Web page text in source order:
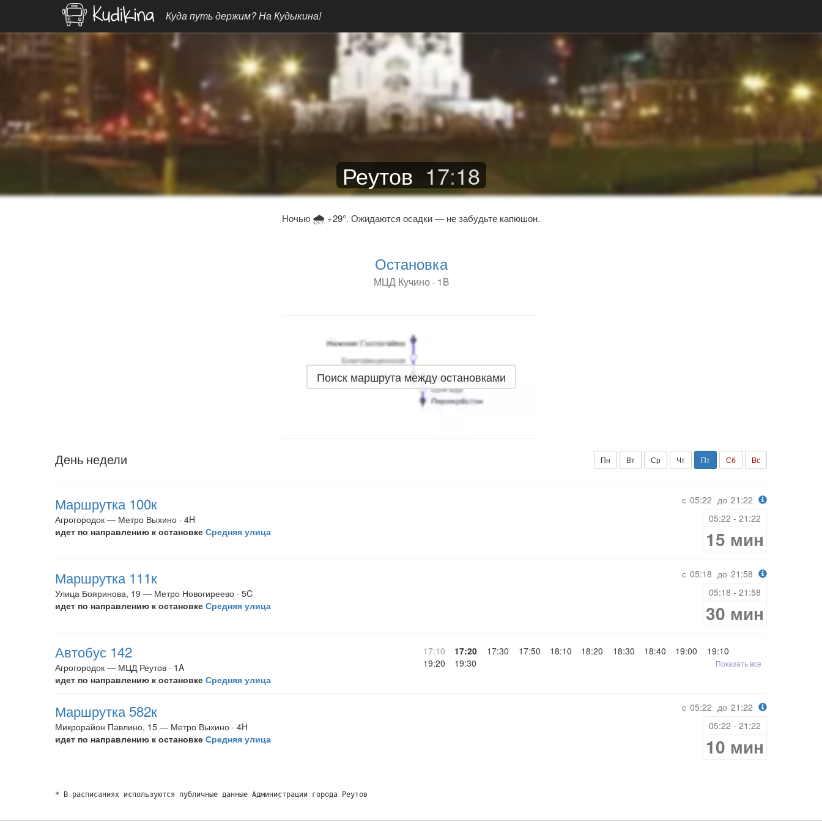
Куда путь держим? На Кудыкина!
Реутов 17:18
Ночью 🌧 +29°. Ожидаются осадки — не забудьте капюшон.
Остановка
МЦД Кучино · 1B
Поиск маршрута между остановками
День недели Пн Вт Ср Чт Пт Сб Вс
Маршрутка 100к
Агрогородок — Метро Выхино · 4H
идет по направлению к остановке Средняя улица
с 05:22 до 21:22
05:22 - 21:22
15 мин
Маршрутка 111к
Улица Бояринова, 19 — Метро Новогиреево · 5C
идет по направлению к остановке Средняя улица
с 05:18 до 21:58
05:18 - 21:58
30 мин
Автобус 142
Агрогородок — МЦД Реутов · 1A
идет по направлению к остановке Средняя улица
17:10 17:20 17:30 17:50 18:10 18:20 18:30 18:40 19:00
19:10
19:20
19:30 Показать все
Маршрутка 582к
Микрорайон Павлино, 15 — Метро Выхино · 4H
идет по направлению к остановке Средняя улица
с 05:22 до 21:22
05:22 - 21:22
10 мин
* В расписаниях используются публичные данные Администрации города Реутов